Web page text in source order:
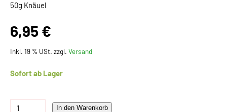
50g Knäuel
6,95 €
Inkl. 19 % USt. zzgl. Versand
Sofort ab Lager
In den Warenkorb